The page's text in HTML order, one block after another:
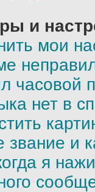
и
мои
часовой
нет в
звание и
я